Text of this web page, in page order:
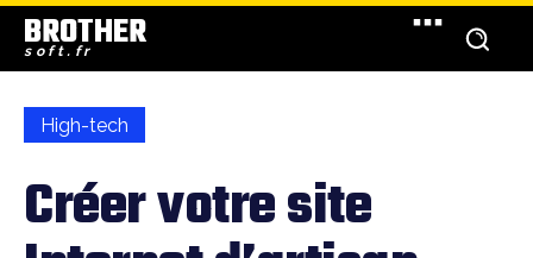
BROTHER
soft.fr
High-tech
Créer votre site